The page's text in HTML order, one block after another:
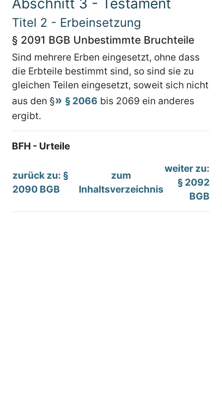
Titel 2 - Erbeinsetzung
§ 2091 BGB Unbestimmte Bruchteile
Sind mehrere Erben eingesetzt, ohne dass
die Erbteile bestimmt sind, so sind sie zu
gleichen Teilen eingesetzt, soweit sich nicht
aus den §
§ 2066 bis 2069 ein anderes
ergibt.
BFH - Urteile
zurück zu: §
2090 BGB
zum
Inhaltsverzeichnis
weiter zu:
§ 2092
BGB